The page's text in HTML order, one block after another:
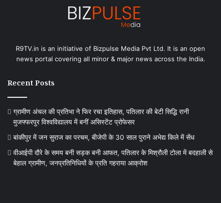
R9TV.in is an initiative of Bizpulse Media Pvt Ltd. It is an open
news portal covering all minor & major news across the India.
Recent Posts
ग्रामीण अंचल की प्रतिभा ने फिर रचा इतिहास, पतिलार की बेटी सिद्धि रानी
मुजफ्फरपुर विश्वविद्यालय में बनीं असिस्टेंट प्रोफेसर
बांकीपुर में जन सुराज का परचम, बीजेपी के 30 साल पुराने अभेद्य किले में सेंध
वीआईपी दौरे के समय बनी सड़क बनी आफत, पतिलार के मिश्रौली टोला में बदहाली से
बेहाल ग्रामीण, जनप्रतिनिधियों के प्रति गहराया आक्रोश